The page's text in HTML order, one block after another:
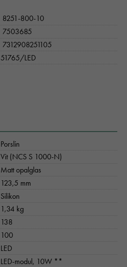
8251-800-10
7503685
7312908251105
51765/LED
Porslin
Vit (NCS S 1000-N)
Matt opalglas
123,5 mm
Silikon
1,34 kg
138
100
LED
LED-modul, 10W **